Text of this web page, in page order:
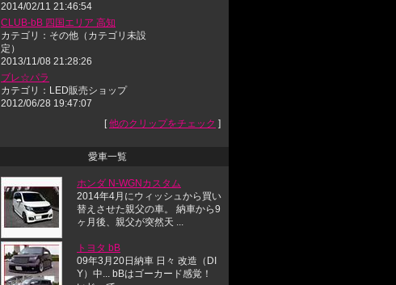
2014/02/11 21:46:54
CLUB-bB 四国エリア 高知
カテゴリ：その他（カテゴリ未設
定）
2013/11/08 21:28:26
ブレ☆パラ
カテゴリ：LED販売ショップ
2012/06/28 19:47:07
[他のクリップをチェック ]
愛車一覧
ホンダ N-WGNカスタム
2014年4月にウィッシュから買い
替えさせた親父の車。 納車から9
ヶ月後、親父が突然天 ...
トヨタ bB
09年3月20日納車 日々 改造（DI
Y）中... bBはゴーカード感覚！